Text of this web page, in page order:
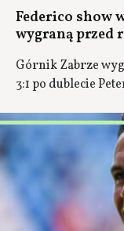
Federico show
wygraną przed
Górnik Zabrze
3:1 po dublecie